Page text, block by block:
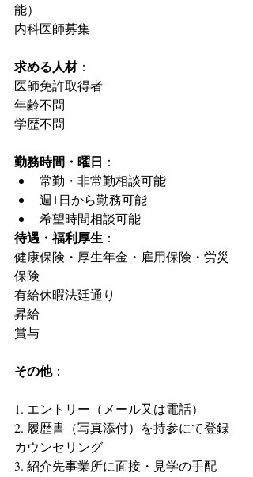
能）
内科医師募集
求める人材：
医師免許取得者
年齢不問
学歴不問
勤務時間・曜日 ：
常勤・非常勤相談可能
週1日から勤務可能
希望時間相談可能
待遇・福利厚生 ：
健康保険・厚生年金・雇用保険・労災
保険
有給休暇法廷通り
昇給
賞与
その他：
1. エントリー（メール又は電話）
2. 履歴書（写真添付）を持参にて登録
カウンセリング
3. 紹介先事業所に面接・見学の手配